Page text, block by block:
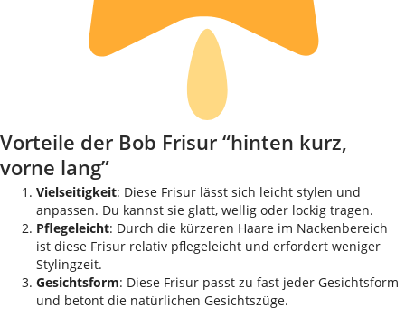
Vorteile der Bob Frisur “hinten kurz,
vorne lang”
Vielseitigkeit: Diese Frisur lässt sich leicht stylen und
anpassen. Du kannst sie glatt, wellig oder lockig tragen.
Pflegeleicht: Durch die kürzeren Haare im Nackenbereich
ist diese Frisur relativ pflegeleicht und erfordert weniger
Stylingzeit.
Gesichtsform: Diese Frisur passt zu fast jeder Gesichtsform
und betont die natürlichen Gesichtszüge.